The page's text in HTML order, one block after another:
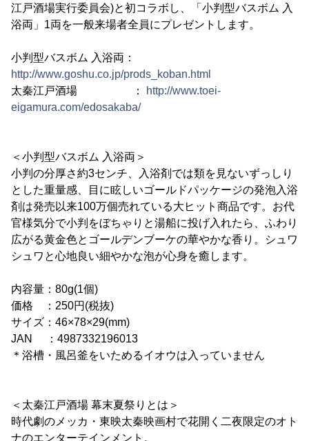
江戸酒場実行委員会)と初コラボし、「小判型バスボム 入
浴両」1両を一般来場者全員にプレゼントします。
小判型バスボム 入浴両：
http://www.goshu.co.jp/prods_koban.html
太秦江戸酒場 ：
http://www.toei-
eigamura.com/edosakaba/
＜小判型バスボム 入浴両＞
小判の分厚さ約3センチ、入浴剤では類を見ないずっしり
とした重量感、目に眩しいゴールドパッケージの発泡入浴
剤は発売以来100万個売れている大ヒット商品です。お代
官様気分で小判をぼちゃりと湯船に投げ入れたら、ふわり
広がる黄金色とゴールデンブーケの華やかな香り。シュワ
シュワと心地良い細やかな泡が心身を癒します。
内容量：80g(1個)
価格 ：250円(税抜)
サイズ：46×78×29(mm)
JAN ：4987332196013
＊浴槽・風呂釜をいためるイオウは入っていません
＜太秦江戸酒場 幕末夏祭りとは＞
時代劇のメッカ・東映太秦映画村で花開く二夜限定のオト
ナのエンターテインメント。